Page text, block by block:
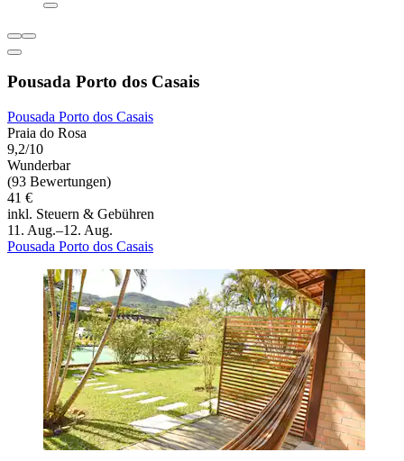
Pousada Porto dos Casais
Pousada Porto dos Casais
Praia do Rosa
9,2/10
Wunderbar
(93 Bewertungen)
41 €
inkl. Steuern & Gebühren
11. Aug.–12. Aug.
Pousada Porto dos Casais